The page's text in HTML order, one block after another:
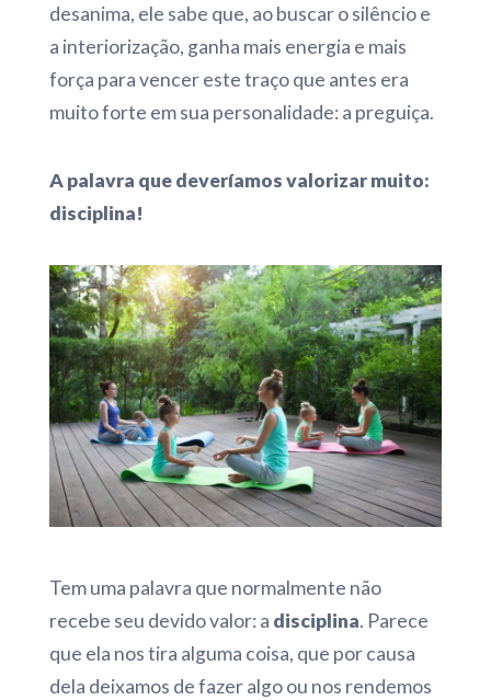
desanima, ele sabe que, ao buscar o silêncio e
a interiorização, ganha mais energia e mais
força para vencer este traço que antes era
muito forte em sua personalidade: a preguiça.
A palavra que deveríamos valorizar muito:
disciplina!
Tem uma palavra que normalmente não
recebe seu devido valor: a disciplina. Parece
que ela nos tira alguma coisa, que por causa
dela deixamos de fazer algo ou nos rendemos